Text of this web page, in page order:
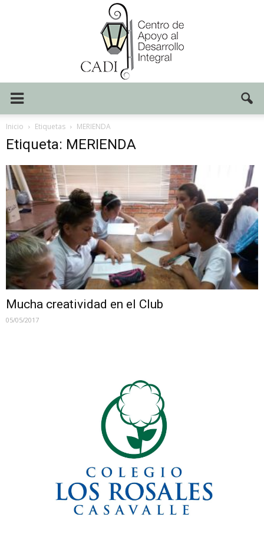
Inicio Etiquetas MERIENDA
Etiqueta: MERIENDA
Mucha creatividad en el Club
05/05/2017